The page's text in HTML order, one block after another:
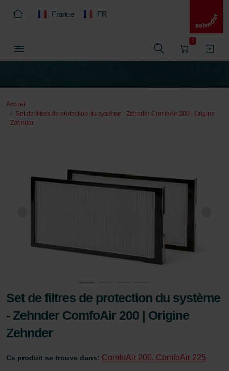
France FR
0
Accueil
Set de filtres de protection du système - Zehnder ComfoAir 200 | Origine
Zehnder
Set de filtres de protection du système
- Zehnder ComfoAir 200 | Origine
Zehnder
Ce produit se trouve dans: ComfoAir 200, ComfoAir 225